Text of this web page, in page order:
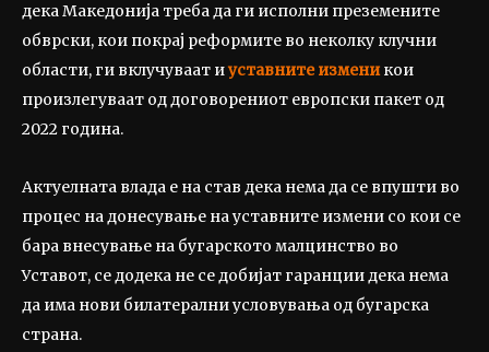
дека Македонија треба да ги исполни преземените
обврски, кои покрај реформите во неколку клучни
области, ги вклучуваат иуставните изменикои
произлегуваат од договорениот европски пакет од
2022 година.
Актуелната влада е на став дека нема да се впушти во
процес на донесување на уставните измени со кои се
бара внесување на бугарското малцинство во
Уставот, се додека не се добијат гаранции дека нема
да има нови билатерални условувања од бугарска
страна.